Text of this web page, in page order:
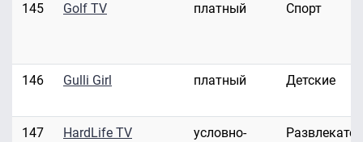
145 Golf TV платный Спорт
146 Gulli Girl платный Детские
147 HardLife TV
условно-